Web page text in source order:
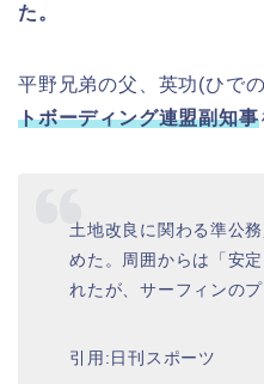
た。
平野兄弟の父、英功(ひで
トボーディング連盟副知事
土地改良に関わる準公
めた。周囲からは「安
れたが、サーフィンの
引用:日刊スポーツ